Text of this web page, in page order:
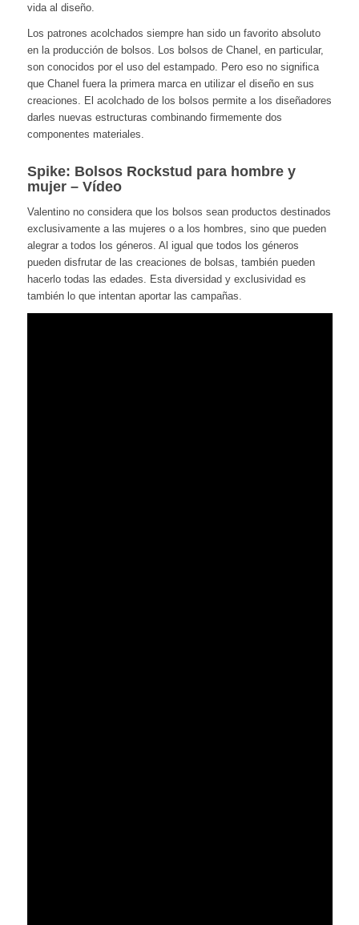
vida al diseño.
Los patrones acolchados siempre han sido un favorito absoluto
en la producción de bolsos. Los bolsos de Chanel, en particular,
son conocidos por el uso del estampado. Pero eso no significa
que Chanel fuera la primera marca en utilizar el diseño en sus
creaciones. El acolchado de los bolsos permite a los diseñadores
darles nuevas estructuras combinando firmemente dos
componentes materiales.
Spike: Bolsos Rockstud para hombre y
mujer – Vídeo
Valentino no considera que los bolsos sean productos destinados
exclusivamente a las mujeres o a los hombres, sino que pueden
alegrar a todos los géneros. Al igual que todos los géneros
pueden disfrutar de las creaciones de bolsas, también pueden
hacerlo todas las edades. Esta diversidad y exclusividad es
también lo que intentan aportar las campañas.